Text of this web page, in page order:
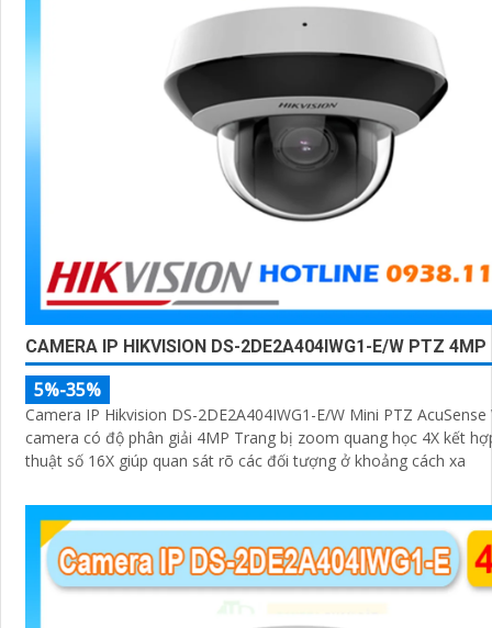
CAMERA IP HIKVISION DS-2DE2A404IWG1-E/W PTZ 4MP
5%-35%
Camera IP Hikvision DS-2DE2A404IWG1-E/W Mini PTZ
camera có độ phân giải 4MP Trang bị zoom quang học 4X kết
thuật số 16X giúp quan sát rõ các đối tượng ở khoảng cách xa